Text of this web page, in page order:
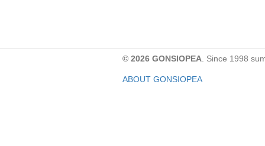
© 2026 GONSIOPEA . Since 1998
ABOUT GONSIOPEA